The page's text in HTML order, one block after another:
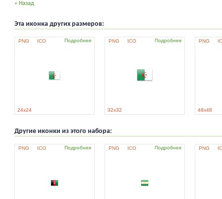
« Назад
Эта иконка других размеров:
PNG ICO Подробнее
24x24
PNG ICO Подробнее
32x32
PNG
48x48
Другие иконки из этого набора:
PNG ICO Подробнее PNG ICO Подробнее PNG